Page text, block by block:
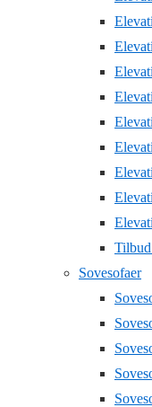
Tilbud
Sovesofaer